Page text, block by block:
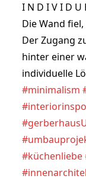
I N D I V I D U
Die Wand
Der Zugang
hinter einer
individuelle
#minimalism
#interiorinspo
#küchenliebe